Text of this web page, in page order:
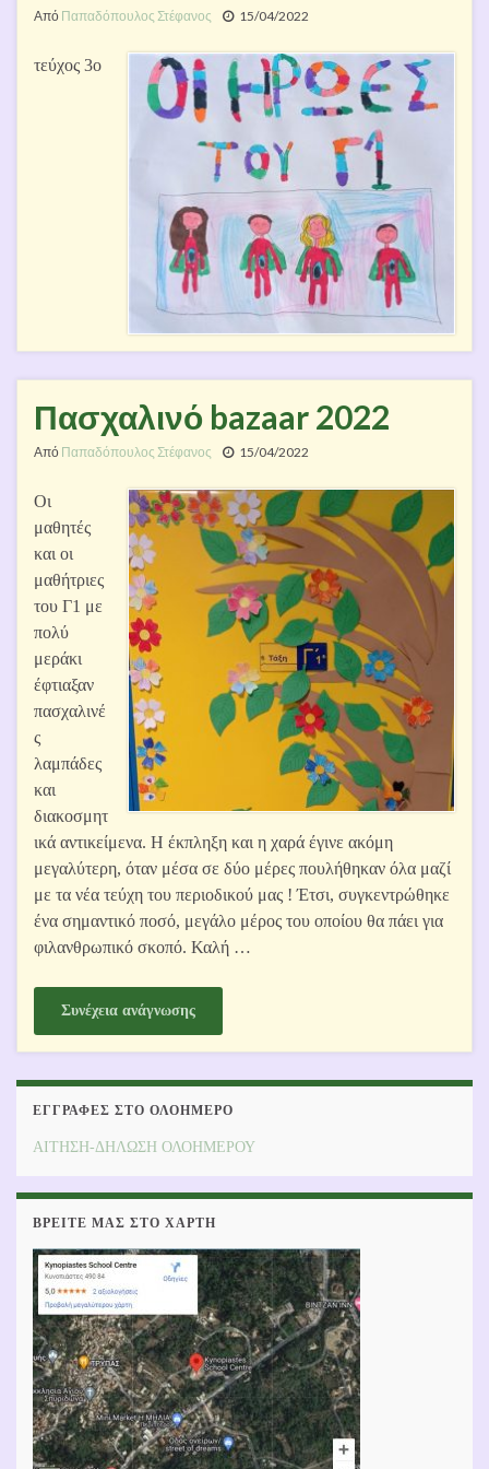
Από Παπαδόπουλος Στέφανος 15/04/2022
τεύχος 3ο
Πασχαλινό bazaar 2022
Από Παπαδόπουλος Στέφανος 15/04/2022
Οι
μαθητές
και οι
μαθήτριες
του Γ1 με
πολύ
μεράκι
έφτιαξαν
πασχαλινέ
ς
λαμπάδες
και
διακοσμητ
ικά αντικείμενα. Η έκπληξη και η χαρά έγινε ακόμη
μεγαλύτερη, όταν μέσα σε δύο μέρες πουλήθηκαν όλα μαζί
με τα νέα τεύχη του περιοδικού μας ! Έτσι, συγκεντρώθηκε
ένα σημαντικό ποσό, μεγάλο μέρος του οποίου θα πάει για
φιλανθρωπικό σκοπό. Καλή …
Συνέχεια ανάγνωσης
ΕΓΓΡΑΦΕΣ ΣΤΟ ΟΛΟΗΜΕΡΟ
ΑΙΤΗΣΗ-ΔΗΛΩΣΗ ΟΛΟΗΜΕΡΟΥ
ΒΡΕΊΤΕ ΜΑΣ ΣΤΟ ΧΆΡΤΗ